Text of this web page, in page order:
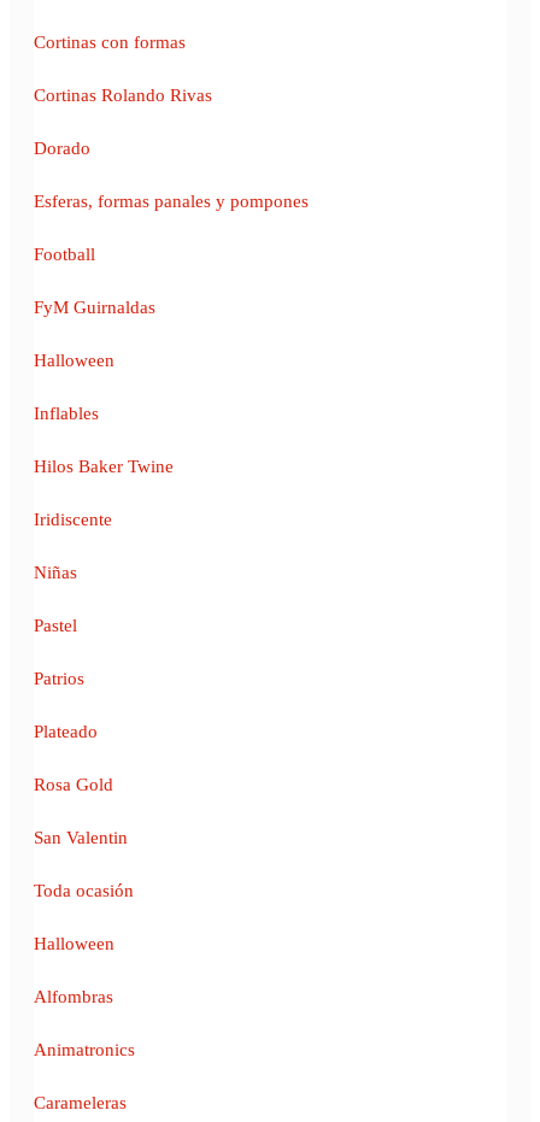
Cortinas con formas
Cortinas Rolando Rivas
Dorado
Esferas, formas panales y pompones
Football
FyM Guirnaldas
Halloween
Inflables
Hilos Baker Twine
Iridiscente
Niñas
Pastel
Patrios
Plateado
Rosa Gold
San Valentin
Toda ocasión
Halloween
Alfombras
Animatronics
Carameleras